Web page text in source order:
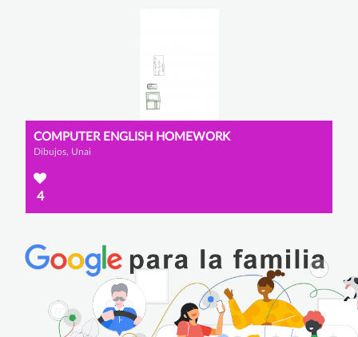
COMPUTER ENGLISH HOMEWORK
Dibujos, Unai
4